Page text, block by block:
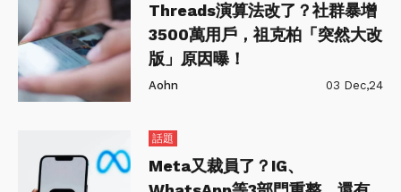
Threads演算法改了？社群暴增
3500萬用戶，祖克柏「突然大改
版」原因曝！
Aohn 03 Dec,24
話題
Meta又裁員了？IG、